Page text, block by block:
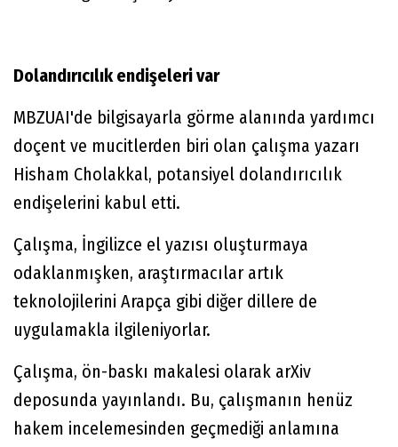
Dolandırıcılık endişeleri var
MBZUAI'de bilgisayarla görme alanında yardımcı
doçent ve mucitlerden biri olan çalışma yazarı
Hisham Cholakkal, potansiyel dolandırıcılık
endişelerini kabul etti.
Çalışma, İngilizce el yazısı oluşturmaya
odaklanmışken, araştırmacılar artık
teknolojilerini Arapça gibi diğer dillere de
uygulamakla ilgileniyorlar.
Çalışma, ön-baskı makalesi olarak arXiv
deposunda yayınlandı. Bu, çalışmanın henüz
hakem incelemesinden geçmediği anlamına